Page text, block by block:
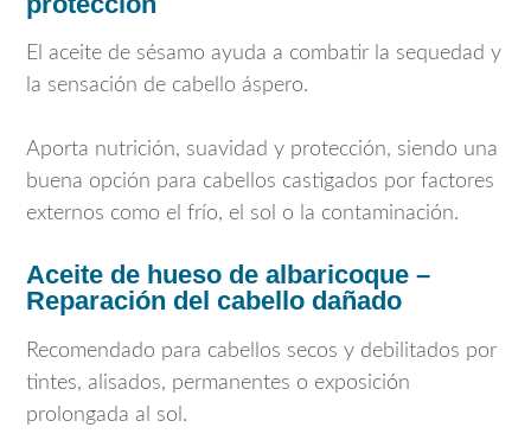
El aceite de sésamo ayuda a combatir la sequedad y
la sensación de cabello áspero.
Aporta nutrición, suavidad y protección, siendo una
buena opción para cabellos castigados por factores
externos como el frío, el sol o la contaminación.
Aceite de hueso de albaricoque –
Reparación del cabello dañado
Recomendado para cabellos secos y debilitados por
tintes, alisados, permanentes o exposición
prolongada al sol.